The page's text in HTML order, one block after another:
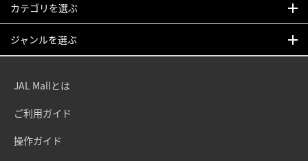
カテゴリを選ぶ
ジャンルを選ぶ
JAL Mallとは
ご利用ガイド
操作ガイド